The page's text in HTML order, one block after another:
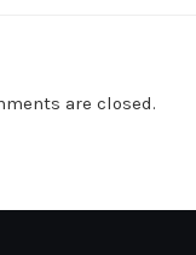
are closed.